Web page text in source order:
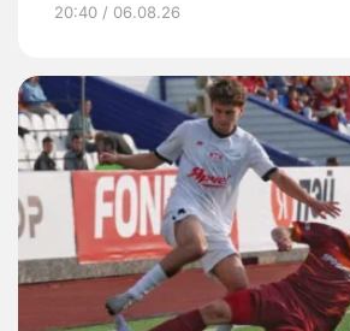
20:40 / 06.08.26